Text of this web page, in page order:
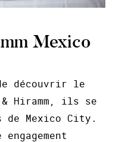
Mexico
découvrir le
Hiramm, ils se
Mexico City.